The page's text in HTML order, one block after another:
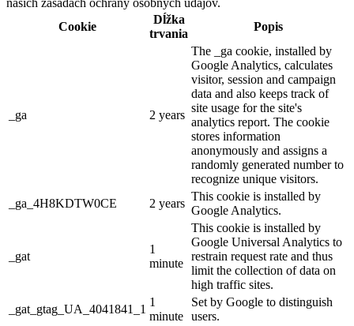
našich zásadách ochrany osobných údajov.
Cookie
Dĺžka
trvania
Popis
_ga 2 years
The _ga cookie, installed by
Google Analytics, calculates
visitor, session and campaign
data and also keeps track of
site usage for the site's
analytics report. The cookie
stores information
anonymously and assigns a
randomly generated number to
recognize unique visitors.
_ga_4H8KDTW0CE
2 years
This cookie is installed by
Google Analytics.
_gat
1
minute
This cookie is installed by
Google Universal Analytics to
restrain request rate and thus
limit the collection of data on
high traffic sites.
_gat_gtag_UA_4041841_1
1
minute
Set by Google to distinguish
users.